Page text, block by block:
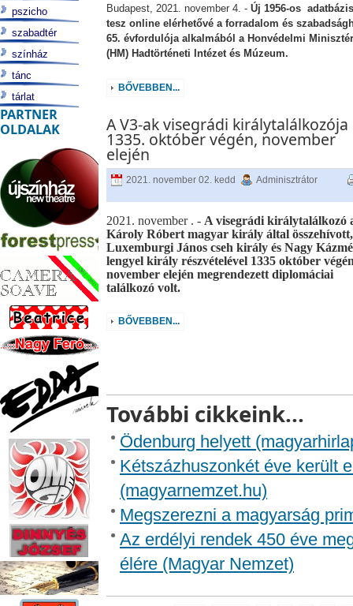
Budapest, 2021. november 4. - Új 1956-os
tesz online elérhetővé a forradalom és
65. évfordulója alkalmából a Honvédelmi
(HM) Hadtörténeti Intézet és Múzeum.
BŐVEBBEN...
A V3-ak visegrádi királytalálkozója
1335. október végén, november
elején
2021. november 02. kedd Adminisztrátor
2021. november . - A visegrádi királytalálkozó
Károly Róbert magyar király által összehívott,
Luxemburgi János cseh király és Nagy
lengyel király részvételével 1335 október
november elején megrendezett diplomáciai
találkozó volt.
BŐVEBBEN...
További cikkeink...
Ödenburg helyett
Kétszázhuszonkét éve került
(magyarnemzet.hu)
Megszerezni a magyarság
Az erdélyi rendek 450 éve
élére (Magyar Nemzet)
pszicho
szabadtér
színház
tánc
tárlat
PARTNER
OLDALAK